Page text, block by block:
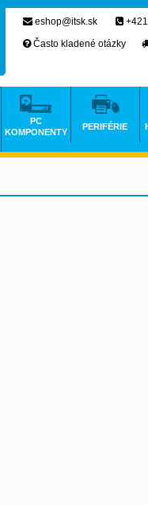
eshop@itsk.sk
Často kladené otázky
PC
KOMPONENTY
PERIFÉRIE